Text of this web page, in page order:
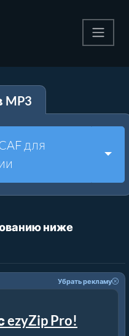
MP3
для
ниже
Убрать рекламу
ezyZip Pro!